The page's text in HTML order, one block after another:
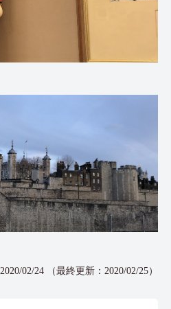
2020/02/24 （最終更新：2020/02/25）